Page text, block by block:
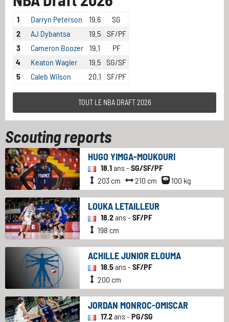
1 Darryn Peterson 19.6
SG
2
AJ Dybantsa 19.5
SF/PF
3
Cameron Boozer 19.1
PF
4
Keaton Wagler 19.5 SG/SF
5
Caleb Wilson 20.1 SF/PF
TOUT LE NBA DRAFT 2026
Scouting reports
HUGO YIMGA-MOUKOURI
18.1ans - SG/SF/PF
203 cm
210 cm 100 kg
LOUKA LETAILLEUR
18.2ans - SF/PF
198 cm
ACHILLE JUNIOR ELOUMA
18.5ans - SF/PF
200 cm
JORDAN MONROC-OMISCAR
17.2ans - PG/SG